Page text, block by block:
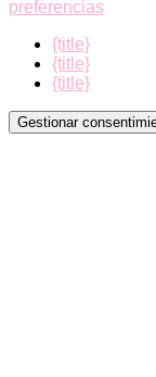
preferencias
{title}
{title}
{title}
Gestionar